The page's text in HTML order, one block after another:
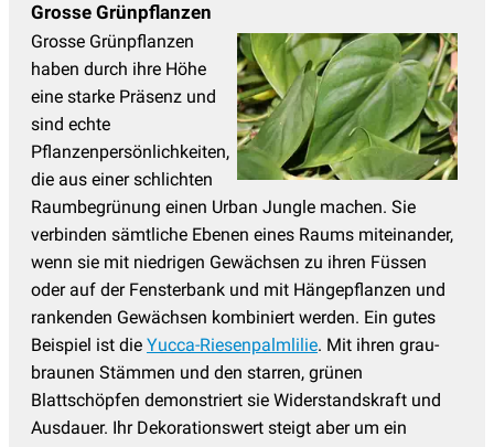
Grosse Grünpflanzen
Grosse Grünpflanzen
haben durch ihre Höhe
eine starke Präsenz und
sind echte
Pflanzenpersönlichkeiten,
die aus einer schlichten
Raumbegrünung einen Urban Jungle machen. Sie
verbinden sämtliche Ebenen eines Raums miteinander,
wenn sie mit niedrigen Gewächsen zu ihren Füssen
oder auf der Fensterbank und mit Hängepflanzen und
rankenden Gewächsen kombiniert werden. Ein gutes
Beispiel ist die Yucca-Riesenpalmlilie. Mit ihren grau-
braunen Stämmen und den starren, grünen
Blattschöpfen demonstriert sie Widerstandskraft und
Ausdauer. Ihr Dekorationswert steigt aber um ein